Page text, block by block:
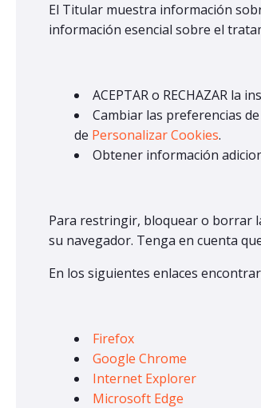
El Titular muestra información
información esencial sobre el
ACEPTAR o RECHAZAR
Cambiar las preferencias
de Personalizar Cookies.
Obtener información
Para restringir, bloquear o borrar
su navegador. Tenga en cuenta
En los siguientes enlaces
Firefox
Google Chrome
Internet Explorer
Microsoft Edge